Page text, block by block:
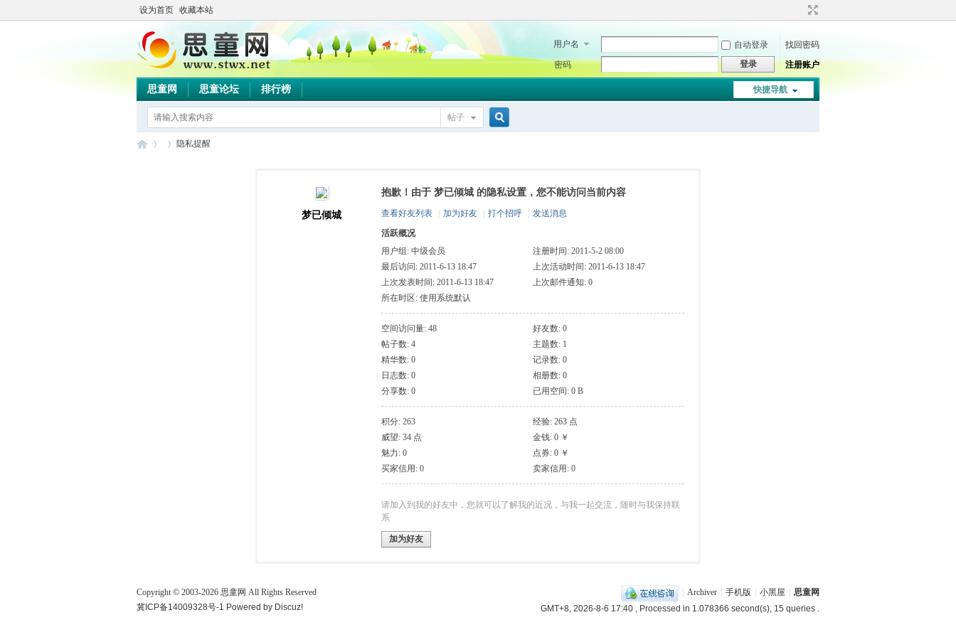
设为首页 收藏本站
用户名 自动登录
找回密码
密码
登录 注册账户
快捷导航
思童网 思童论坛 排行榜
帖子
索
隐私提醒
梦已倾城
抱歉！由于 梦已倾城 的隐私设置，您不能访问当前内容
查看好友列表 加为好友 打个招呼
发送消息
活跃概况
用户组: 中级会员
注册时间: 2011-5-2 08:00
最后访问: 2011-6-13 18:47
上次活动时间: 2011-6-13 18:47
上次发表时间: 2011-6-13 18:47
上次邮件通知: 0
所在时区: 使用系统默认
空间访问量: 48
好友数: 0
帖子数: 4
主题数: 1
精华数: 0
记录数: 0
日志数: 0
相册数: 0
分享数: 0
已用空间: 0 B
积分: 263
经验: 263 点
威望: 34 点
金钱: 0 ￥
魅力: 0
点券: 0 ￥
买家信用: 0
卖家信用: 0
请加入到我的好友中，您就可以了解我的近况，与我一起交流，随时与我保持联
系
加为好友
Archiver 手机版 小黑屋
思童网
GMT+8, 2026-8-6 17:40 , Processed in 1.078366 second(s), 15 queries .
Copyright © 2003-2026 思童网 All Rights Reserved
冀ICP备14009328号-1 Powered by Discuz!